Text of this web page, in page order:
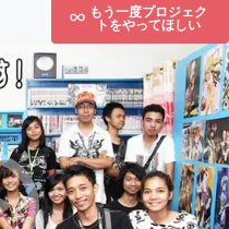
もう一度プロジェク
トをやってほしい